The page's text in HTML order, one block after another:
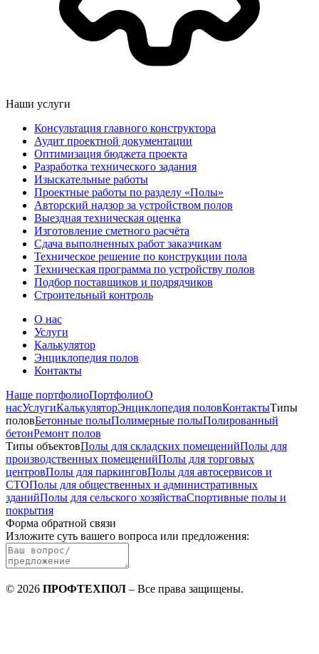
Наши услуги
Консультация главного конструктора
Аудит проектной документации
Оптимизация бюджета проекта
Разработка технического задания
Изыскательные работы
Проектные работы по разделу «Полы»
Авторский надзор за устройством полов
Выездная техническая оценка
Изготовление сметного расчёта
Сдача выполненных работ заказчикам
Техническое решение по конструкции пола
Техническая программа по устройству полов
Подбор поставщиков и подрядчиков
Строительный контроль
О нас
Услуги
Калькулятор
Энциклопедия полов
Контакты
Наше портфолиоПортфолиоО
насУслугиКалькуляторЭнциклопедия половКонтактыТипы
половБетонные полыПолимерные полыПолированный
бетонРемонт полов
Типы объектовПолы для складских помещенийПолы для
производственных помещенийПолы для торговых
центровПолы для паркинговПолы для автосервисов и
СТОПолы для общественных и административных
зданийПолы для сельского хозяйстваСпортивные полы и
покрытия
Форма обратной связи
Изложите суть вашего вопроса или предложения:
© 2026 ПРОФТЕХПОЛ – Все права защищены.